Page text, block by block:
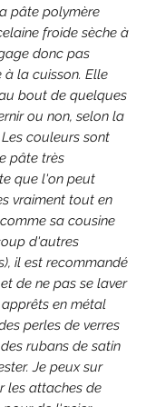
pâte polymère
froide sèche à
donc pas
la cuisson. Elle
bout de quelques
ou non, selon la
couleurs sont
pâte très
que l'on peut
vraiment tout en
sa cousine
d'autres
il est recommandé
de ne pas se laver
en métal
perles de verres
rubans de satin
Je peux sur
les attaches de